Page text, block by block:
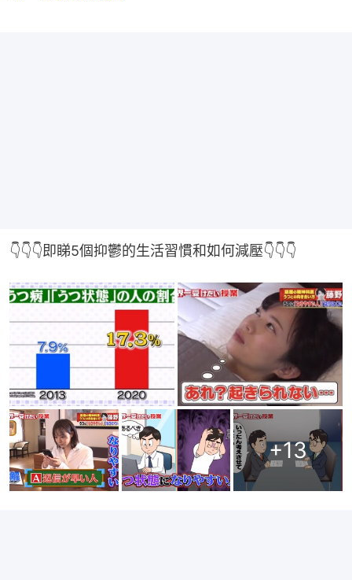
👇👇👇即睇5個抑鬱的生活習慣和如何減壓👇👇👇
+13